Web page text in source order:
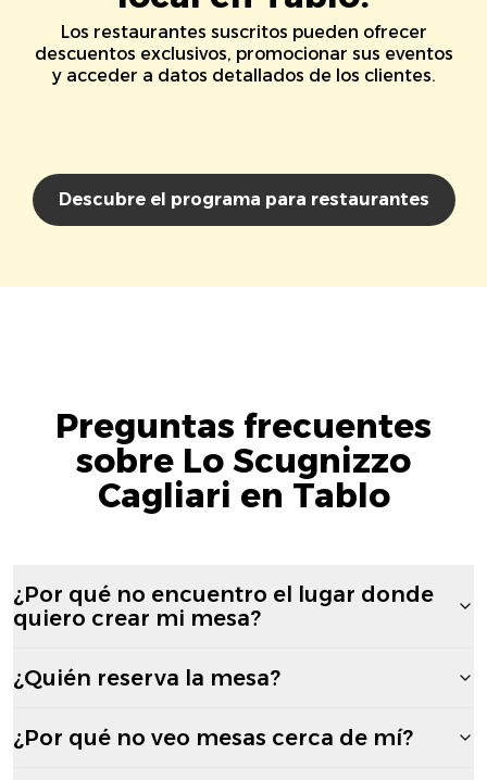
Los restaurantes suscritos pueden ofrecer
descuentos exclusivos, promocionar sus eventos
y acceder a datos detallados de los clientes.
Descubre el programa para restaurantes
Preguntas frecuentes
sobre Lo Scugnizzo
Cagliari en Tablo
¿Por qué no encuentro el lugar donde
quiero crear mi mesa?
¿Quién reserva la mesa?
¿Por qué no veo mesas cerca de mí?